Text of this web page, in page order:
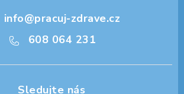
info@pracuj-zdrave.cz
608 064 231